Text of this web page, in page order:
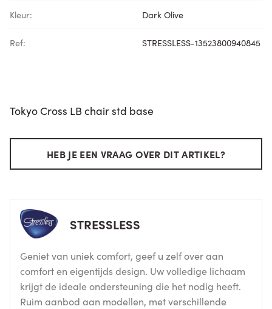
Kleur: Dark Olive
Ref: STRESSLESS-13523800940845
Tokyo Cross LB chair std base
HEB JE EEN VRAAG OVER DIT ARTIKEL?
STRESSLESS
Geniet van uniek comfort, geef u zelf over aan
comfort en eigentijds design. Uw volledige lichaam
krijgt de ideale ondersteuning die het nodig heeft.
Ruim aanbod aan modellen, met verschillende